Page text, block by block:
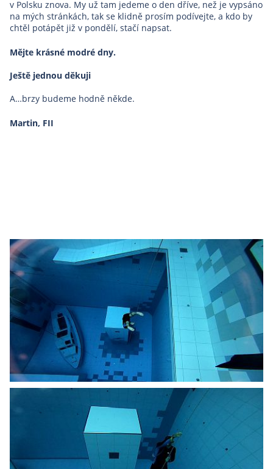
v Polsku znova. My už tam jedeme o den dříve, než je vypsáno
na mých stránkách, tak se klidně prosím podívejte, a kdo by
chtěl potápět již v pondělí, stačí napsat.
Mějte krásné modré dny.
Ještě jednou děkuji
A…brzy budeme hodně někde.
Martin, FII